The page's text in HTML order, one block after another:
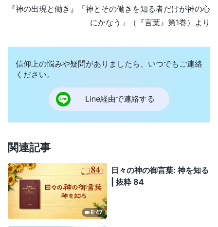
『神の出現と働き』「神とその働きを知る者だけが神の心
にかなう」（『言葉』第1巻）より
信仰上の悩みや疑問がありましたら、いつでもご連絡
ください。
Line経由で連絡する
関連記事
8:47
日々の神の御言葉: 神を知る
| 抜粋 84